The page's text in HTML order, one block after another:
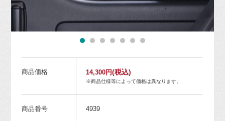
商品価格 14,300円(税込)
※商品仕様等によって価格は異なります。
商品番号 4939